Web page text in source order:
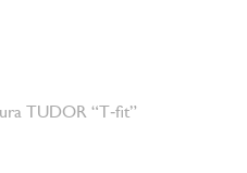
TUDOR “T‑fit”